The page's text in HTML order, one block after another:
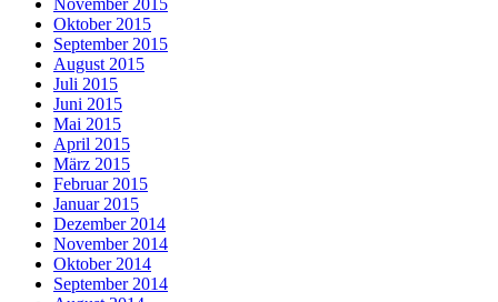
Oktober 2015
September 2015
August 2015
Juli 2015
Juni 2015
Mai 2015
April 2015
März 2015
Februar 2015
Januar 2015
Dezember 2014
November 2014
Oktober 2014
September 2014